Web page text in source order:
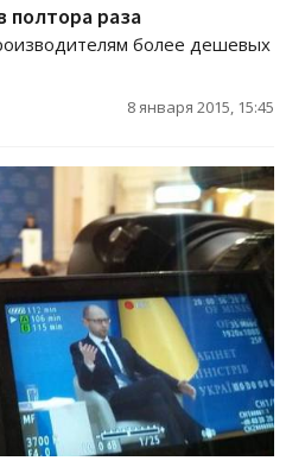
полтора раза
более дешевых
8 января 2015, 15:45